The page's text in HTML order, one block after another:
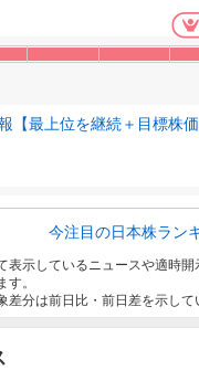
【最上位を継続＋目標株
今注目の日本株ラン
表示しているニュースや適時
。
差分は前日比・前日差を示して